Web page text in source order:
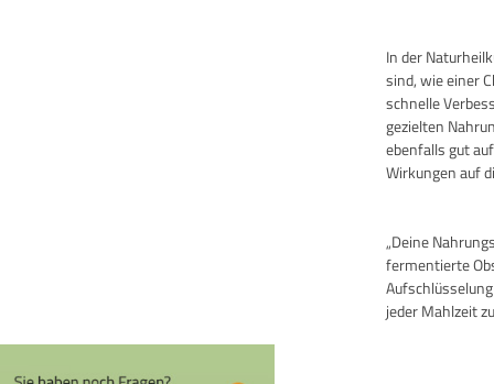
In der
sind, wie einer
schnelle
gezielten
ebenfalls gut
Wirkungen auf
„Deine
fermentierte
jeder Mahlzeit